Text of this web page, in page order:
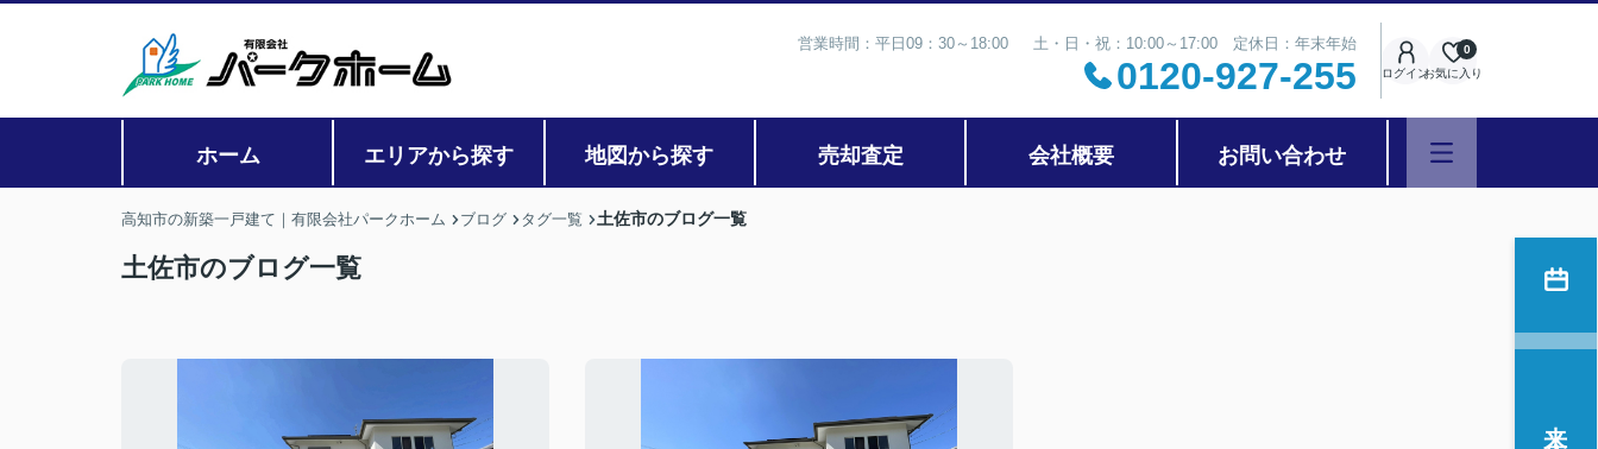
営業時間：平日09：30～18:00 土・日・祝：10:00～17:00 定休日：年末年始
0120-927-255 ログインお気に入り
0
ホーム エリアから探す 地図から探す 売却査定 会社概要 お問い合わせ
高知市の新築一戸建て｜有限会社パークホーム ブログ タグ一覧 土佐市のブログ一覧
土佐市のブログ一覧